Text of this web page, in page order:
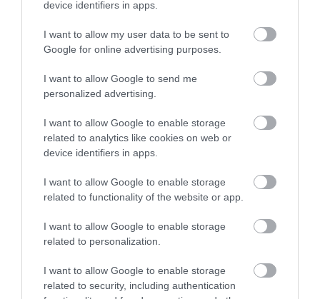
device identifiers in apps.
I want to allow my user data to be sent to
Google for online advertising purposes.
I want to allow Google to send me
personalized advertising.
I want to allow Google to enable storage
related to analytics like cookies on web or
device identifiers in apps.
I want to allow Google to enable storage
related to functionality of the website or app.
I want to allow Google to enable storage
related to personalization.
I want to allow Google to enable storage
related to security, including authentication
2025. Február 21.
helyen
Jelentés
Rausné Balogh Éva
Nagyon finomak a sütik kávék
kellemes patinás hely kitűnő
kiszolgálással csak ajánlani
tudom!
Balogh Katalin
Kellemes kornyezet,helyben
keszult fagyik,sutik es szeles
valasztek :) Nem mellesleg
pedig kutyabarat,biztosan